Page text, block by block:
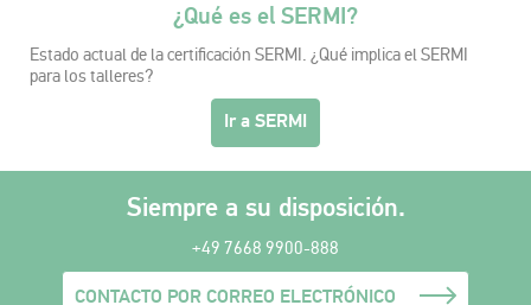
¿Qué es el SERMI?
Estado actual de la certificación SERMI. ¿Qué implica el SERMI
para los talleres?
Ir a SERMI
Siempre a su disposición.
+49 7668 9900-888
CONTACTO POR CORREO ELECTRÓNICO